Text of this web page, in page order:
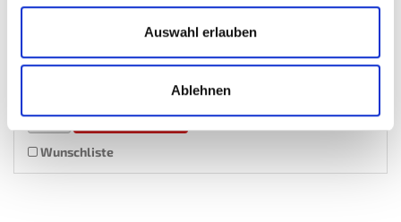
Auswahl erlauben
Ablehnen
€ 8,99
Inkl. MwSt. zzgl.Versandkosten
Mehr In den Warenkorb
Wunschliste